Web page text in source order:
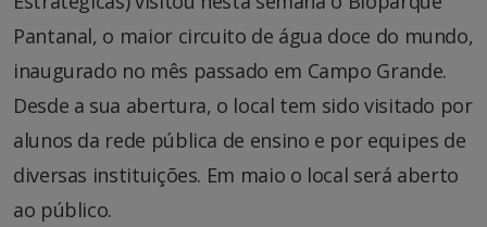
Pantanal, o maior circuito de água doce do mundo,
inaugurado no mês passado em Campo Grande.
Desde a sua abertura, o local tem sido visitado por
alunos da rede pública de ensino e por equipes de
diversas instituições. Em maio o local será aberto
ao público.